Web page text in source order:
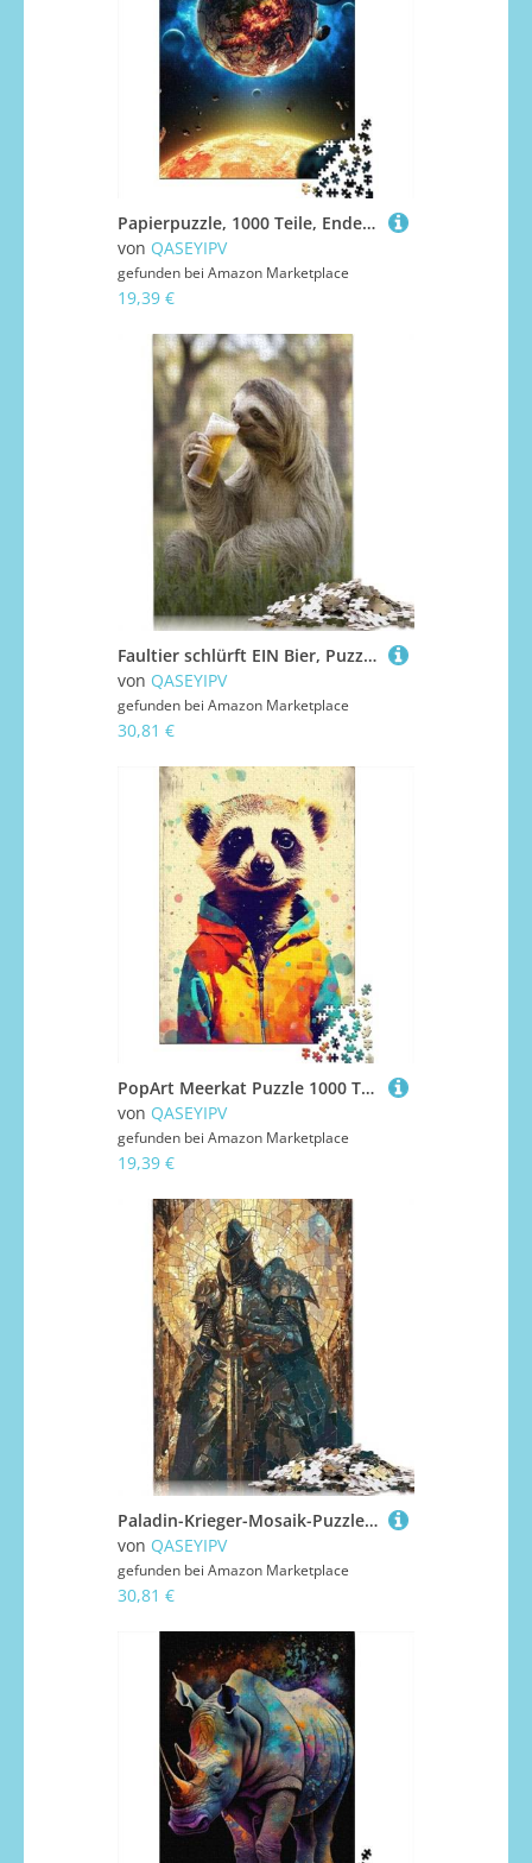
Papierpuzzle, 1000 Teile, Ende der Welt, Papierpuzzle für Erwachsene und Jugendliche ab 12 Jahren, Weihnachtsgeschenke, 1000 Teile (38 x 26 cm)
von QASEYIPV
gefunden bei Amazon Marketplace
19,39 €
Faultier schlürft EIN Bier, Puzzle, Dekompressionsspielzeug, 100% recycelter Karton, Puzzle für Erwachsene und Teenager, Geschenke, 1000 Teile (75 x 50 cm)
von QASEYIPV
gefunden bei Amazon Marketplace
30,81 €
PopArt Meerkat Puzzle 1000 Teile für Erwachsene und Jugendliche, Lernspiele für Zuhause, DIY Spielzeug, Weihnachtsgeschenke, 1000 Teile (38 x 26 cm)
von QASEYIPV
gefunden bei Amazon Marketplace
19,39 €
Paladin-Krieger-Mosaik-Puzzle, schwierige Herausforderung, 100% recycelter Karton, Puzzle für Erwachsene, Teenager, 1000 Teile (75 x 50 cm)
von QASEYIPV
gefunden bei Amazon Marketplace
30,81 €